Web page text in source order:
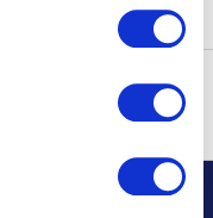
our partners when
Please see
第2ターミナル(国際線)TIAT
売価格の誤りについて